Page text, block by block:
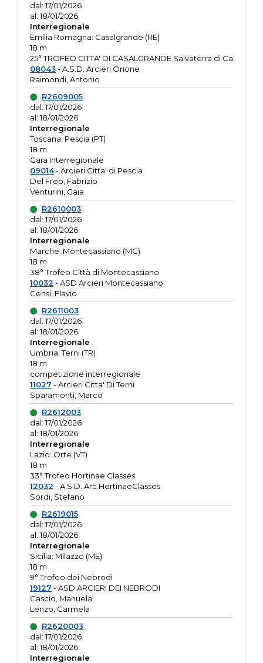
dal: 17/01/2026
al: 18/01/2026
Interregionale
Emilia Romagna: Casalgrande (RE)
18 m
25° TROFEO CITTA' DI CASALGRANDE Salvaterra di Ca
08043- A.S.D. Arcieri Orione
Raimondi, Antonio
R2609005
dal: 17/01/2026
al: 18/01/2026
Interregionale
Toscana: Pescia (PT)
18 m
Gara Interregionale
09014- Arcieri Citta' di Pescia
Del Freo, Fabrizio
Venturini, Gaia
R2610003
dal: 17/01/2026
al: 18/01/2026
Interregionale
Marche: Montecassiano (MC)
18 m
38° Trofeo Città di Montecassiano
10032 - ASD Arcieri Montecassiano
Censi, Flavio
R2611003
dal: 17/01/2026
al: 18/01/2026
Interregionale
Umbria: Terni (TR)
18 m
competizione interregionale
11027 - Arcieri Citta' Di Terni
Sparamonti, Marco
R2612003
dal: 17/01/2026
al: 18/01/2026
Interregionale
Lazio: Orte (VT)
18 m
33° Trofeo Hortinae Classes
12032 - A.S.D. Arc.HortinaeClasses
Sordi, Stefano
R2619015
dal: 17/01/2026
al: 18/01/2026
Interregionale
Sicilia: Milazzo (ME)
18 m
9° Trofeo dei Nebrodi
19127 - ASD ARCIERI DEI NEBRODI
Cascio, Manuela
Lenzo, Carmela
R2620003
dal: 17/01/2026
al: 18/01/2026
Interregionale